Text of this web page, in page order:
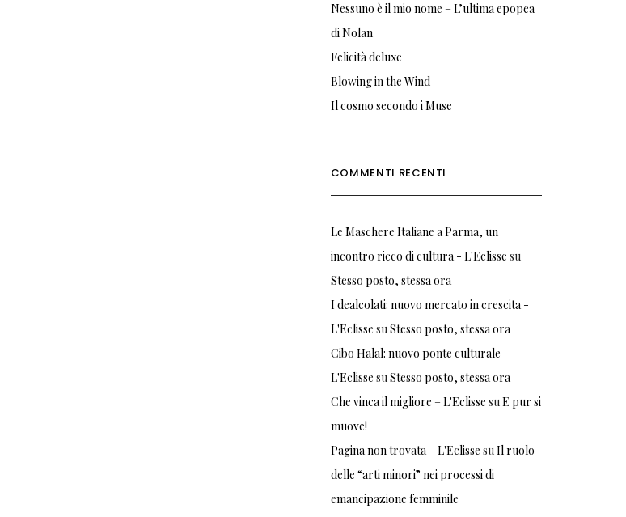
Nessuno è il mio nome – L’ultima epopea
di Nolan
Felicità deluxe
Blowing in the Wind
Il cosmo secondo i Muse
COMMENTI RECENTI
Le Maschere Italiane a Parma, un
incontro ricco di cultura - L'Eclisse su
Stesso posto, stessa ora
I dealcolati: nuovo mercato in crescita -
L'Eclisse suStesso posto, stessa ora
Cibo Halal: nuovo ponte culturale -
L'Eclisse suStesso posto, stessa ora
Che vinca il migliore – L'Eclisse suE pur si
muove!
Pagina non trovata – L'Eclisse suIl ruolo
delle “arti minori” nei processi di
emancipazione femminile